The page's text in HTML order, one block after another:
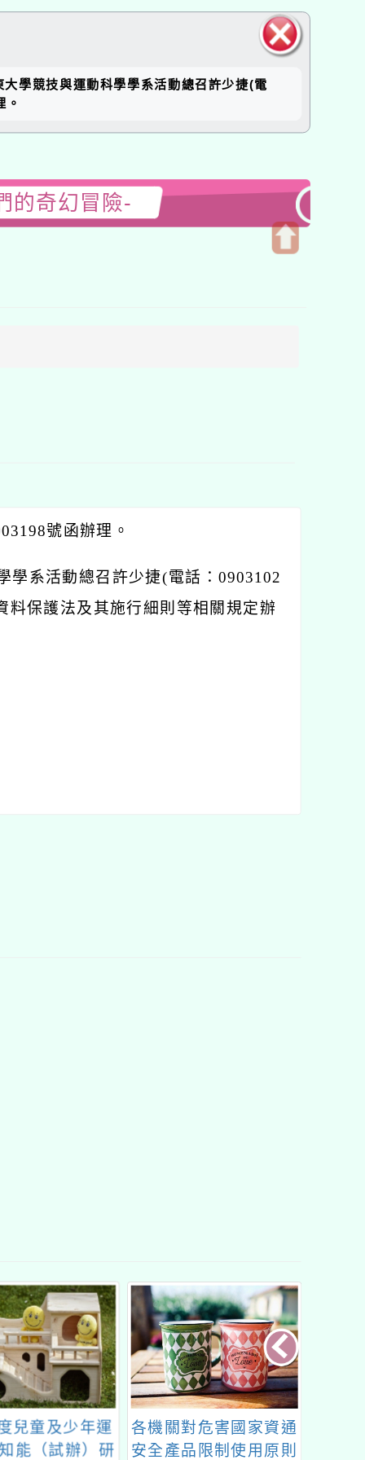
塊
學競技與運動科學學系活動總召許少捷(電
。
的奇幻冒險-
號函辦理。
學系活動總召許少捷(電話：0903102
料保護法及其施行細則等相關規定辦
危害國家資通
限制使用原則
「113年度心三美典範
遴選活動實施計畫」1